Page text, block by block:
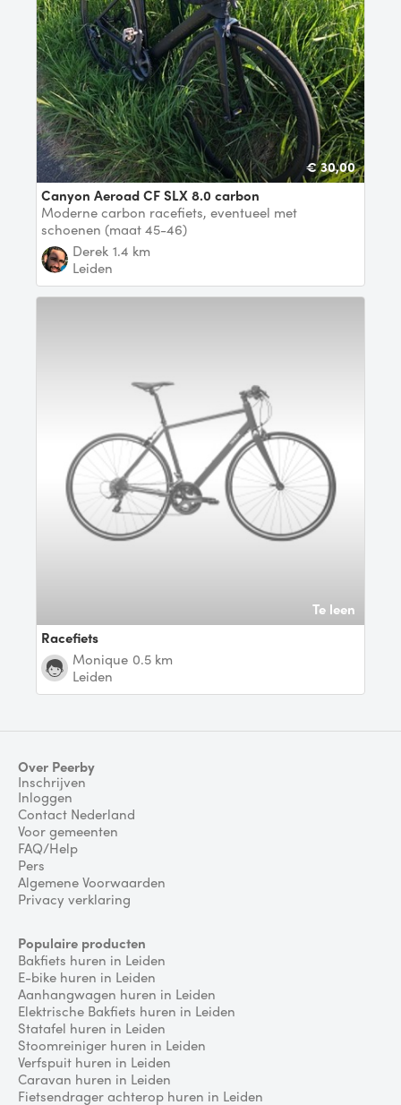
€ 30,00
Canyon Aeroad CF SLX 8.0 carbon
Moderne carbon racefiets, eventueel met
schoenen (maat 45-46)
Derek 1.4 km
Leiden
Te leen
Racefiets
monique 0.5 km
Leiden
Over Peerby
Inschrijven
Inloggen
Contact Nederland
Voor gemeenten
FAQ/Help
Pers
Algemene Voorwaarden
Privacy verklaring
Populaire producten
Bakfiets huren in Leiden
E-bike huren in Leiden
Aanhangwagen huren in Leiden
Elektrische Bakfiets huren in Leiden
Statafel huren in Leiden
Stoomreiniger huren in Leiden
Verfspuit huren in Leiden
Caravan huren in Leiden
Fietsendrager achterop huren in Leiden